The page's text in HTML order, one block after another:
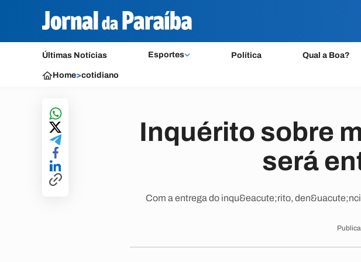
Últimas Notícias Esportes Política Qual a Boa?
Home>cotidiano
Inquérito sobre
será
Com a entrega do inqu&eacute;rito,